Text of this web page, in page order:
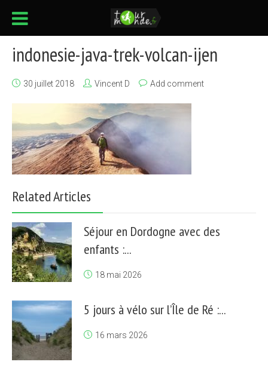
indonesie-java-trek-volcan-ijen
30 juillet 2018 Vincent D Add comment
Related Articles
Séjour en Dordogne avec des
enfants :...
18 mai 2026
5 jours à vélo sur l’Île de Ré :...
16 mars 2026